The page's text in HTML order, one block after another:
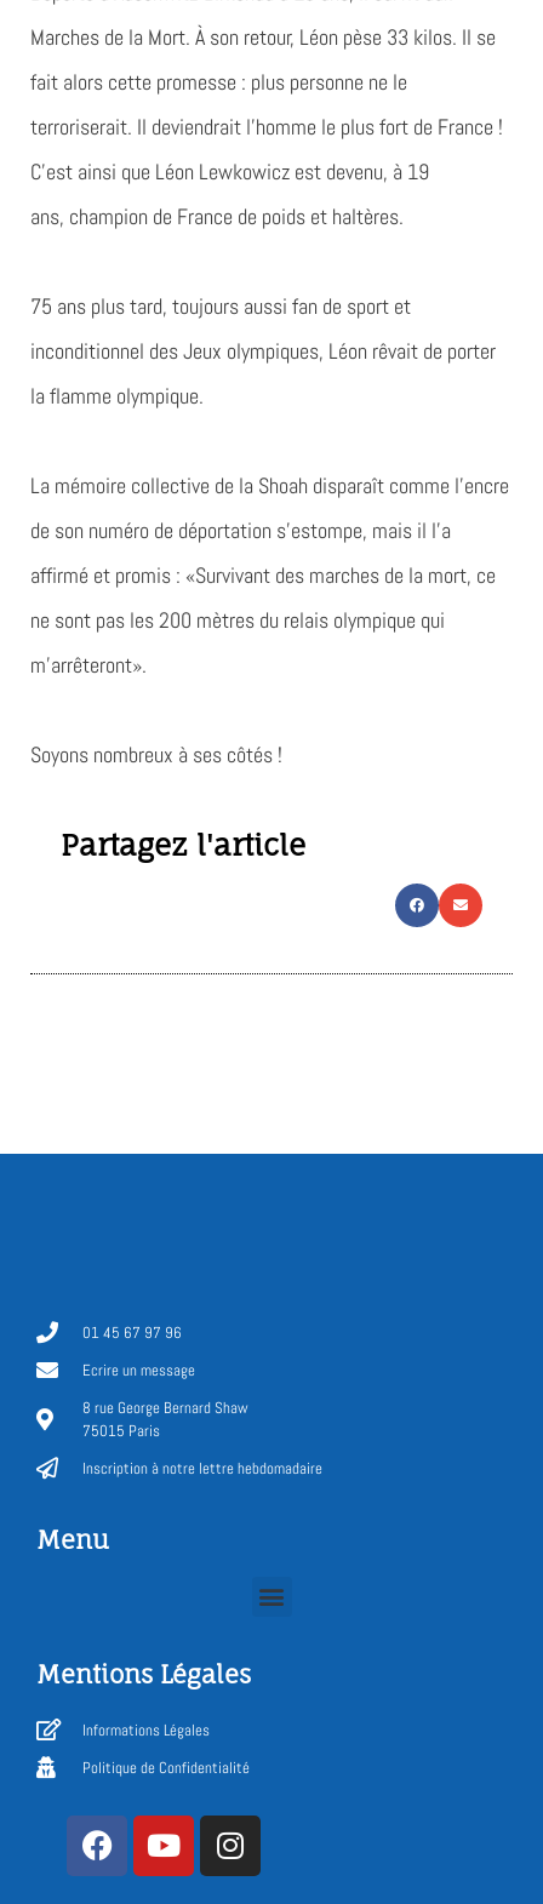
Marches de la Mort. À son retour, Léon pèse 33 kilos. Il se
fait alors cette promesse : plus personne ne le
terroriserait. Il deviendrait l’homme le plus fort de France !
C’est ainsi que Léon Lewkowicz est devenu, à 19
ans, champion de France de poids et haltères.
75 ans plus tard, toujours aussi fan de sport et
inconditionnel des Jeux olympiques, Léon rêvait de porter
la flamme olympique.
La mémoire collective de la Shoah disparaît comme l’encre
de son numéro de déportation s’estompe, mais il l’a
affirmé et promis : «Survivant des marches de la mort, ce
ne sont pas les 200 mètres du relais olympique qui
m’arrêteront».
Soyons nombreux à ses côtés !
Partagez l'article
01 45 67 97 96
Ecrire un message
8 rue George Bernard Shaw
75015 Paris
Inscription à notre lettre hebdomadaire
Menu
Mentions Légales
Informations Légales
Politique de Confidentialité